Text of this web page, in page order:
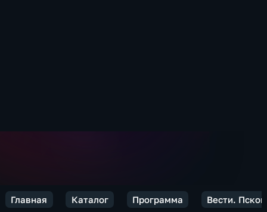
Главная Каталог Программа Вести. Псков